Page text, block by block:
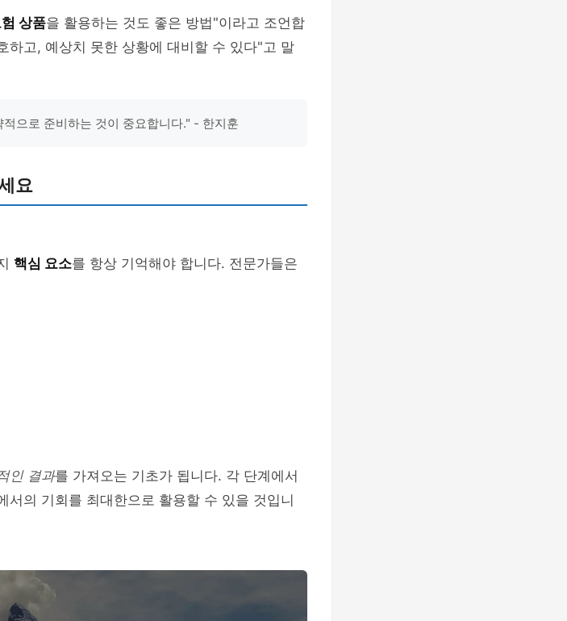
상품을 활용하는 것도 좋은 방법"이라고 조언합
하고, 예상치 못한 상황에 대비할 수 있다"고 말
으로 준비하는 것이 중요합니다." - 한지훈
요
핵심 요소를 항상 기억해야 합니다. 전문가들은
인 결과를 가져오는 기초가 됩니다. 각 단계에서
의 기회를 최대한으로 활용할 수 있을 것입니